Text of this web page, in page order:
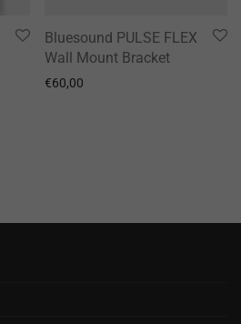
Bluesound PULSE FLEX
Wall Mount Bracket
€60,00